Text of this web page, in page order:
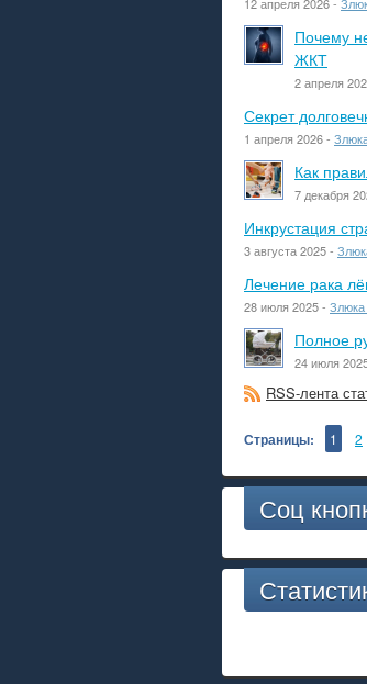
Почему
ЖКТ
2 апреля
Секрет
1 апреля 2026 -
Как
7 декабря
Инкрустация
3 августа 2025 -
Лечение рака
28 июля 2025 -
Полное
24 июля
RSS-лента
Страницы: 1 2
Соц